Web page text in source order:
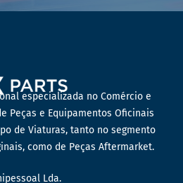
especializada no Comércio e
Peças e Equipamentos Oficinais
de Viaturas, tanto no segmento
como de Peças Aftermarket.
Lda.